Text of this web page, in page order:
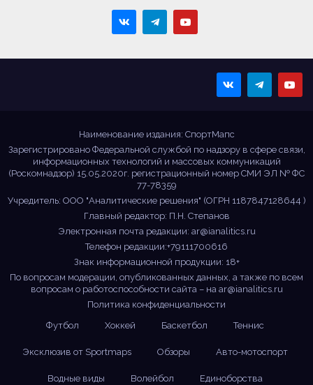
Наименование издания: СпортМапс
Зарегистрировано Федеральной службой по надзору в сфере связи,
информационных технологий и массовых коммуникаций
(Роскомнадзор) 15.05.2020г. регистрационный номер СМИ ЭЛ № ФС
77-78359
Учредитель: ООО "Аналитические решения" (ОГРН 1187847128644 )
Главный редактор: П.Н. Степанов
Электронная почта редакции: ar@ianalitics.ru
Телефон редакции:+79111700616
Знак информационной продукции: 18+
По вопросам модерации, опубликованных данных, а также по всем
вопросам о работоспособности сайта – на ar@ianalitics.ru
Политика конфиденциальности
Футбол
Хоккей Баскетбол Теннис
Эксклюзив от Sportmaps Обзоры Авто-мотоспорт
Водные виды Волейбол Единоборства